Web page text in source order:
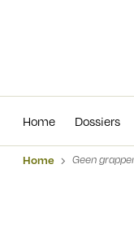
Home Dossiers
Home Geen